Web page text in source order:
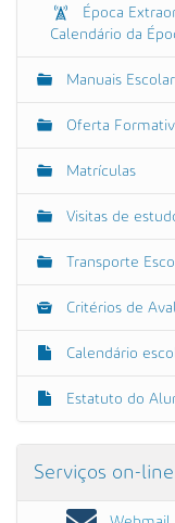
Época
Calendário da
Manuais
Oferta
Matrículas
Visitas de
Transporte
Critérios de
Calendário
Estatuto do
Serviços on-line